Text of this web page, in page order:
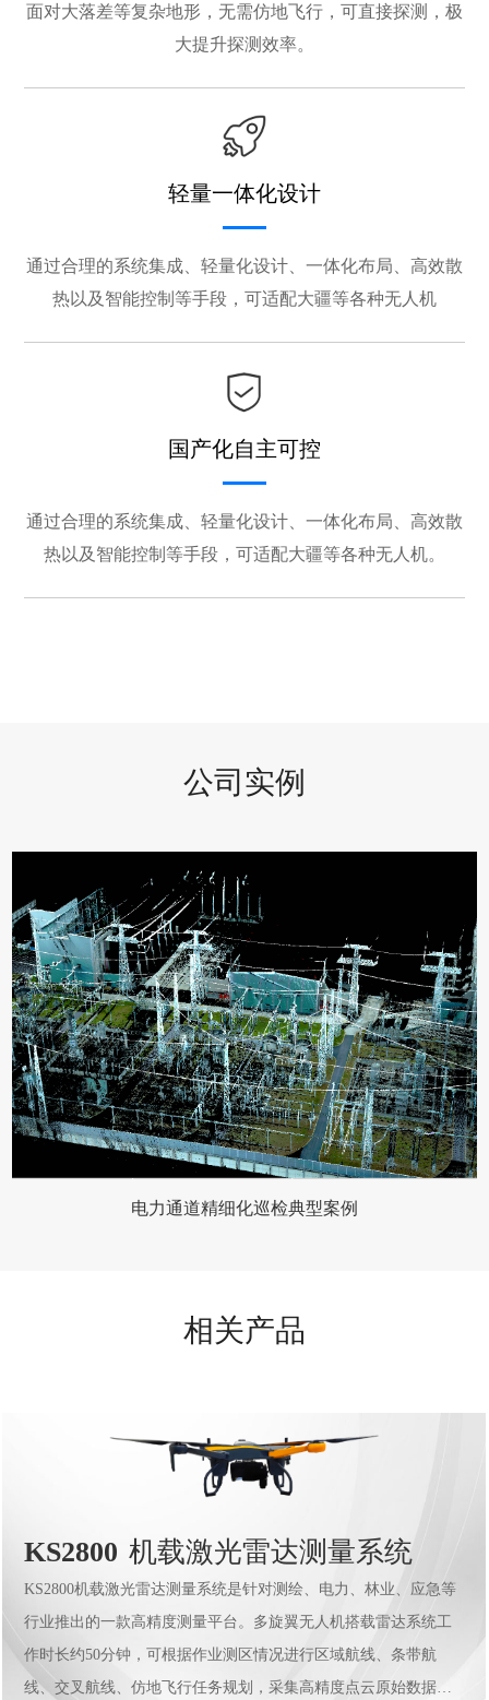
面对大落差等复杂地形，无需仿地飞行，可直接探测，极
大提升探测效率。
轻量一体化设计
通过合理的系统集成、轻量化设计、一体化布局、高效散
热以及智能控制等手段，可适配大疆等各种无人机
国产化自主可控
通过合理的系统集成、轻量化设计、一体化布局、高效散
热以及智能控制等手段，可适配大疆等各种无人机。
公司实例
电力通道精细化巡检典型案例
相关产品
KS2800 机载激光雷达测量系统
KS2800机载激光雷达测量系统是针对测绘、电力、林业、应急等
行业推出的一款高精度测量平台。多旋翼无人机搭载雷达系统工
作时长约50分钟，可根据作业测区情况进行区域航线、条带航
线、交叉航线、仿地飞行任务规划，采集高精度点云原始数据；